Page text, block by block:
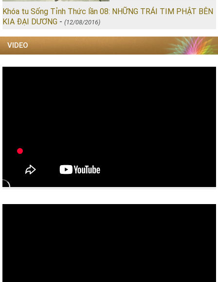
Khóa tu Sống Tỉnh Thức lần 08: NHỮNG TRÁI TIM PHẬT BÊN
KIA ĐẠI DƯƠNG - (12/08/2016)
VIDEO